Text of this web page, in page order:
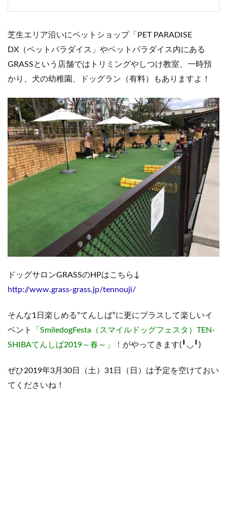
芝生エリア沿いにペットショップ「PET PARADISE
DX（ペットパラダイス」やペットパラダイス内にある
GRASSという店舗ではトリミングやしつけ教室、一時預
かり、犬の幼稚園、ドッグラン（有料）もありますよ！
ドッグサロンGRASSのHPはこちら↓
http://www.grass-grass.jp/tennouji/
そんな1日楽しめる”てんしば”に更にプラスして楽しいイ
ベント
「SmiledogFesta（スマイルドッグフェスタ）TEN-
SHIBAてんしば2019～春～」！ がやってきます(╹◡╹)
ぜひ2019年3月30日（土）31日（日）は予定を空けておい
てくださいね！